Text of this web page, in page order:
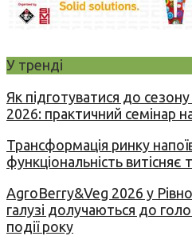
У тренді
Як підготуватися до
2026: практичний семінар
Трансформація ринку
функціональність
AgroBerry&Veg 2026 у
галузі долучаються до
події року